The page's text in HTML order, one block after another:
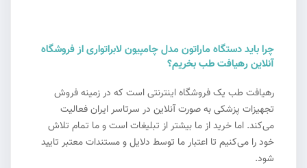
چرا باید دستگاه ماراتون مدل چامپیون لابراتواری از فروشگاه
آنلاین رهیافت طب بخریم؟
رهیافت طب یک فروشگاه اینترنتی است که در زمینه فروش
تجهیزات پزشکی به صورت آنلاین در سرتاسر ایران فعالیت
می‌کند. اما خرید از ما بیشتر از تبلیغات است و ما تمام تلاش
خود را می‌کنیم تا اعتبار ما توسط دلایل و مستندات معتبر تایید
شود.